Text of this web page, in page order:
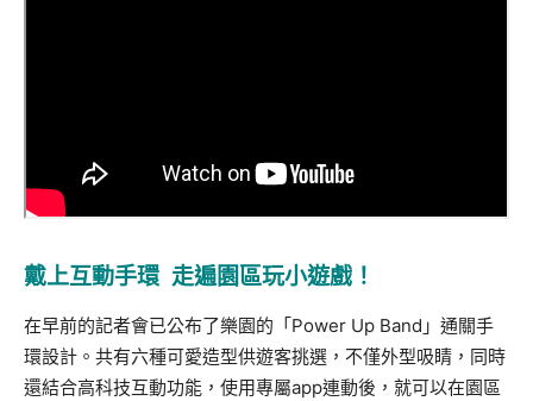
戴上互動手環 走遍園區玩小遊戲！
在早前的記者會已公布了樂園的「Power Up Band」通關手
環設計。共有六種可愛造型供遊客挑選，不僅外型吸睛，同時
還結合高科技互動功能，使用專屬app連動後，就可以在園區